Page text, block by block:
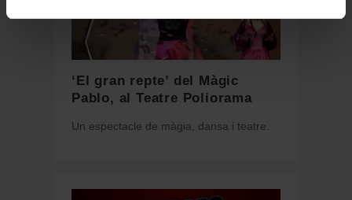
‘El gran repte’ del Màgic
Pablo, al Teatre Poliorama
Un espectacle de màgia, dansa i teatre.